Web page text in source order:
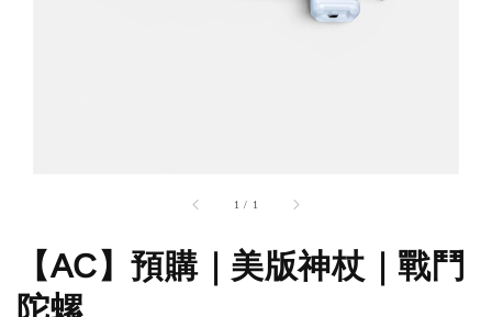
1 / 1
【AC】預購｜美版神杖｜戰鬥
陀螺